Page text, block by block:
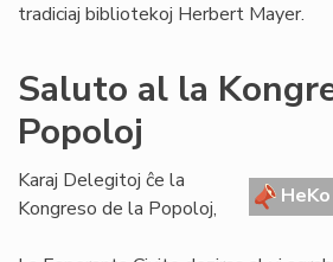
tradiciaj bibliotekoj Herbert Mayer.
Saluto al la
Popoloj
Karaj Delegitoj ĉe la
Kongreso de la Popoloj,